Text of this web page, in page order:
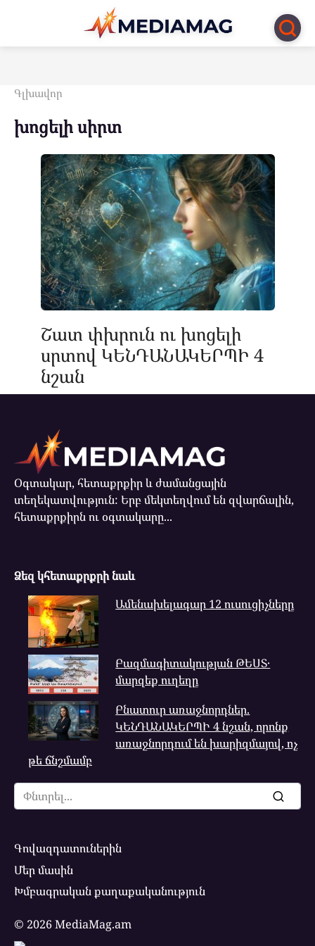
Перейти
контенту
Գլխավոր
խոցելի սիրտ
Շատ փխրուն ու խոցելի
սրտով ԿԵՆԴԱՆԱԿԵՐՊԻ 4
նշան
Օգտակար, հետաքրքիր և ժամանցային
տեղեկատվություն: Երբ մեկտեղվում են զվարճալին,
հետաքրքիրն ու օգտակարը...
Ձեզ կհետաքրքրի նաև
Ամենախելագար 12 ուսուցիչները
Բազմագիտակության ԹԵՍՏ․
մարզեք ուղեղը
Բնատուր առաջնորդներ.
ԿԵՆԴԱՆԱԿԵՐՊԻ 4 նշան, որոնք
առաջնորդում են խարիզմայով, ոչ
թե ճնշմամբ
Search
for:
Գովազդատուներին
Մեր մասին
Խմբագրական քաղաքականություն
© 2026 MediaMag.am